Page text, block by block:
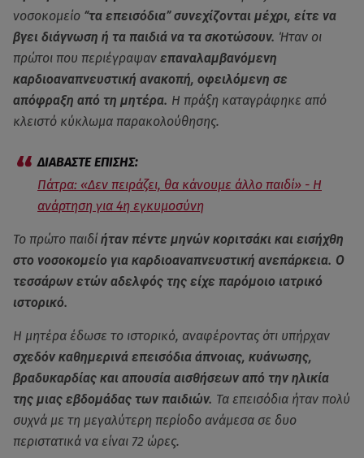
νοσοκομείο “τα επεισόδια” συνεχίζονται μέχρι, είτε να
βγει διάγνωση ή τα παιδιά να τα σκοτώσουν. Ήταν οι
πρώτοι που περιέγραψαν επαναλαμβανόμενη
καρδιοαναπνευστική ανακοπή, οφειλόμενη σε
απόφραξη από τη μητέρα. Η πράξη καταγράφηκε από
κλειστό κύκλωμα παρακολούθησης.
Πάτρα: «Δεν πειράζει, θα κάνουμε άλλο παιδί» - Η
ανάρτηση για 4η εγκυμοσύνη
Το πρώτο παιδί ήταν πέντε μηνών κοριτσάκι και εισήχθη
στο νοσοκομείο για καρδιοαναπνευστική ανεπάρκεια. Ο
τεσσάρων ετών αδελφός της είχε παρόμοιο ιατρικό
ιστορικό.
Η μητέρα έδωσε το ιστορικό, αναφέροντας ότι υπήρχαν
σχεδόν καθημερινά επεισόδια άπνοιας, κυάνωσης,
βραδυκαρδίας και απουσία αισθήσεων από την ηλικία
της μιας εβδομάδας των παιδιών. Τα επεισόδια ήταν πολύ
συχνά με τη μεγαλύτερη περίοδο ανάμεσα σε δυο
περιστατικά να είναι 72 ώρες.